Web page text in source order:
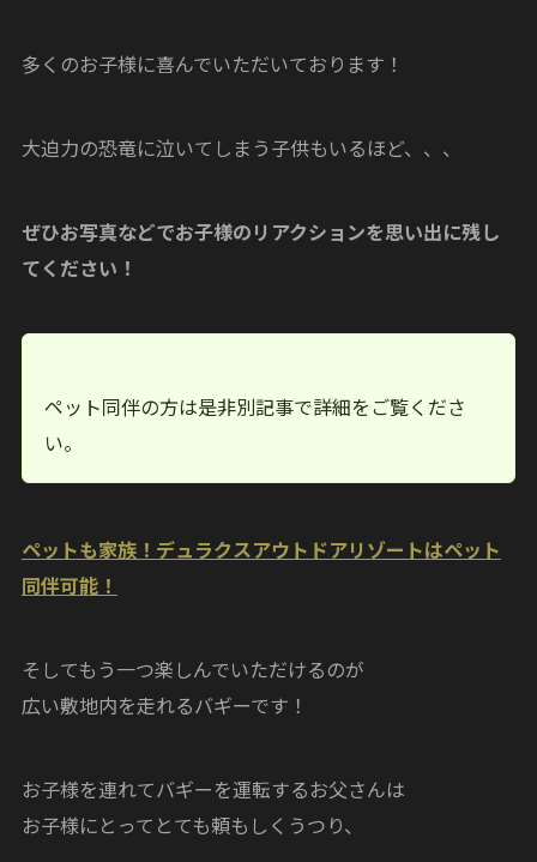
多くのお子様に喜んでいただいております！
大迫力の恐竜に泣いてしまう子供もいるほど、、、
ぜひお写真などでお子様のリアクションを思い出に残し
てください！
ペット同伴の方は是非別記事で詳細をご覧くださ
い。
ペットも家族！デュラクスアウトドアリゾートはペット
同伴可能！
そしてもう一つ楽しんでいただけるのが
広い敷地内を走れるバギーです！
お子様を連れてバギーを運転するお父さんは
お子様にとってとても頼もしくうつり、